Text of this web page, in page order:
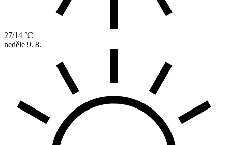
27/14 °C
neděle 9. 8.